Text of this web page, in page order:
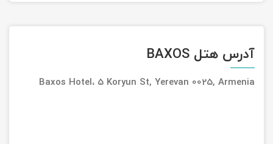
آدرس هتل BAXOS
Baxos Hotel، 5 Koryun St, Yerevan 0025, Armenia
تور آفرود